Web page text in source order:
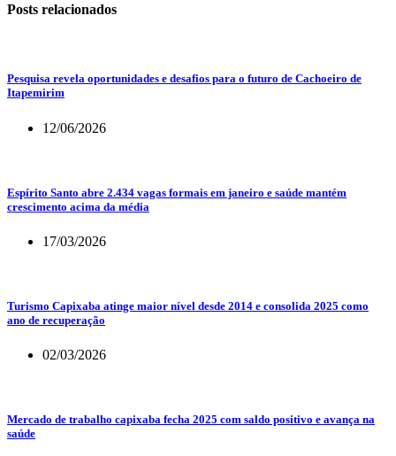
Posts relacionados
Pesquisa revela oportunidades e desafios para o futuro de Cachoeiro de
Itapemirim
12/06/2026
Espírito Santo abre 2.434 vagas formais em janeiro e saúde mantém
crescimento acima da média
17/03/2026
Turismo Capixaba atinge maior nível desde 2014 e consolida 2025 como
ano de recuperação
02/03/2026
Mercado de trabalho capixaba fecha 2025 com saldo positivo e avança na
saúde